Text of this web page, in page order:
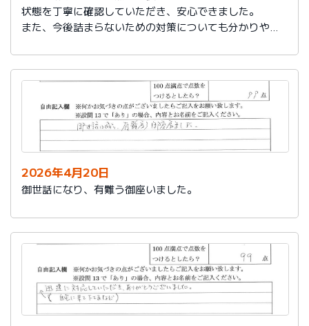
状態を丁寧に確認していただき、安心できました。
また、今後詰まらないための対策についても分かりやす
ありがとうございました。
2026年4月20日
御世話になり、有難う御座いました。